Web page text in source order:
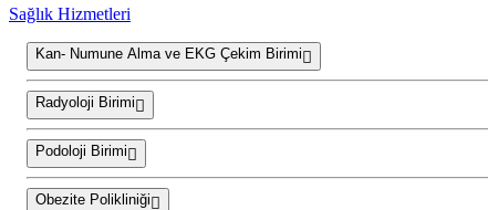
Sağlık Hizmetleri
Kan- Numune Alma ve EKG Çekim Birimi
Radyoloji Birimi
Podoloji Birimi
Obezite Polikliniği